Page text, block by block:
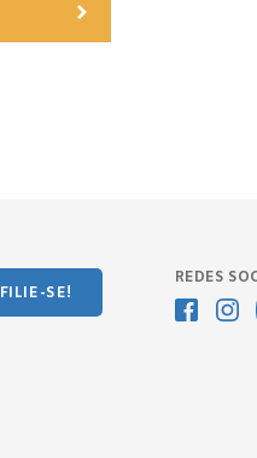
FILIE-SE!
REDES